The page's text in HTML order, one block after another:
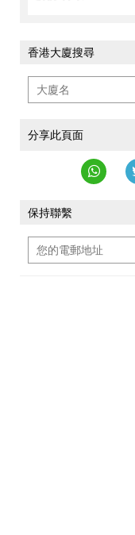
香港大廈搜尋
分享此頁面
保持聯繫